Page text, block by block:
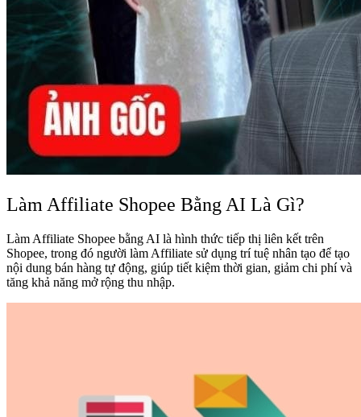
Làm Affiliate Shopee Bằng AI Là Gì?
Làm Affiliate Shopee bằng AI là hình thức tiếp thị liên kết trên
Shopee, trong đó người làm Affiliate sử dụng trí tuệ nhân tạo để tạo
nội dung bán hàng tự động, giúp tiết kiệm thời gian, giảm chi phí và
tăng khả năng mở rộng thu nhập.